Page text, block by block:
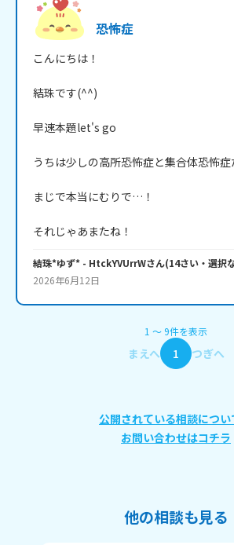
恐怖症
こんにちは！
結珠です(^^)
早速本題let's go
うちは少しの高所恐怖症と集合体恐怖
まじで本当にむりで…！
それじゃあまたね！
結珠*ゆず* - HtckYVUrrWさん(14さい・ 選択
2026年6月12日
1 〜9件を表示
まえへ 1 つぎへ
公開されている相談につい
お問い合わせはコチラ
他の相談も見る